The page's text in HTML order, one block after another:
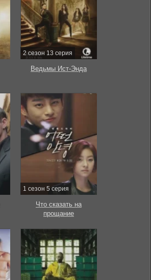
2 сезон 13 серия
Ведьмы Ист-Энда
1 сезон 5 серия
Что сказать на
прощание